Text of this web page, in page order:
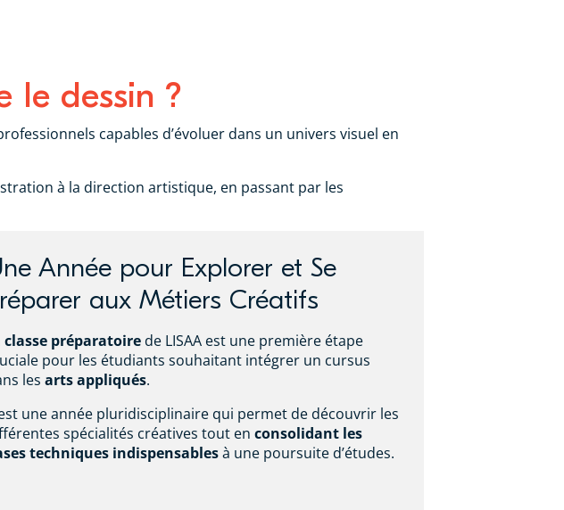
le dessin ?
capables d’évoluer dans un univers visuel en
à la direction artistique, en passant par les
Année pour Explorer et Se
aux Métiers Créatifs
classe préparatoire de LISAA est une première étape
pour les étudiants souhaitant intégrer un cursus
les arts appliqués.
une année pluridisciplinaire qui permet de découvrir les
spécialités créatives tout en consolidant les
techniques indispensablesà une poursuite d’études.